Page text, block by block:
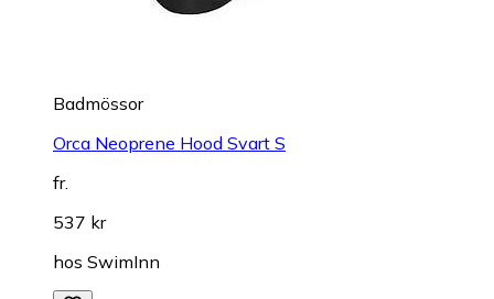
Badmössor
Orca Neoprene Hood Svart S
fr.
537 kr
hos SwimInn